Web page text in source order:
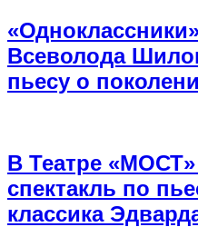
Всеволода
пьесу о
В Театре «МОСТ»
спектакль по
классика